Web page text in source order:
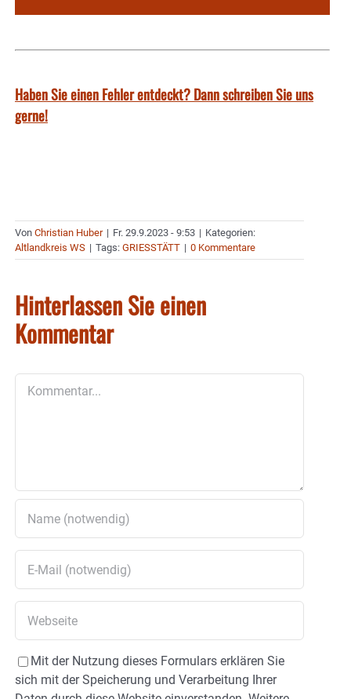
Haben Sie einen Fehler entdeckt? Dann schreiben Sie uns
gerne!
Von Christian Huber | Fr. 29.9.2023 - 9:53 | Kategorien:
Altlandkreis WS | Tags: GRIESSTÄTT | 0 Kommentare
Hinterlassen Sie einen
Kommentar
Mit der Nutzung dieses Formulars erklären Sie
sich mit der Speicherung und Verarbeitung Ihrer